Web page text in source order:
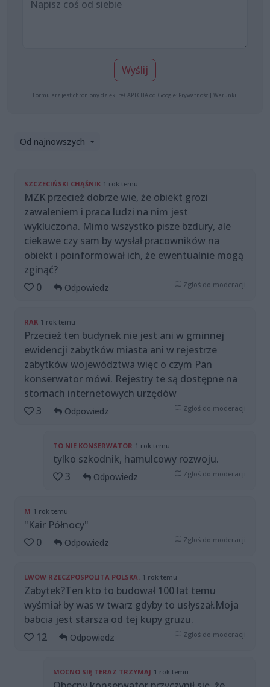
Wyślij
Formularz jest chroniony dzięki reCAPTCHA od Google: Prywatność | Warunki
Od najnowszych
SZCZECIŃSKI CHĄŚNIK 1 rok temu
MZK przecież dobrze wie, że obiekt grozi
zawaleniem i praca ludzi na nim jest
wykluczona. Mimo wszystko pisze bzdury, ale
ciekawe czy sam by wysłał pracowników na
obiekt i poinformował ich, że ewentualnie mogą
zginąć?
0
Odpowiedz Zgłoś do moderacji
RAK 1 rok temu
Przecież ten budynek nie jest ani w gminnej
ewidencji zabytków miasta ani w rejestrze
zabytków województwa więc o czym Pan
konserwator mówi. Rejestry te są dostępne na
stornach internetowych urzędów
3
Odpowiedz Zgłoś do moderacji
TO NIE KONSERWATOR 1 rok temu
tylko szkodnik, hamulcowy rozwoju.
3
Odpowiedz Zgłoś do moderacji
M 1 rok temu
"Kair Północy"
0
Odpowiedz Zgłoś do moderacji
LWÓW RZECZPOSPOLITA POLSKA. 1 rok temu
Zabytek?Ten kto to budował 100 lat temu
wyśmiał by was w twarz gdyby to usłyszał.Moja
babcia jest starsza od tej kupy gruzu.
12
Odpowiedz Zgłoś do moderacji
MOCNO SIĘ TERAZ TRZYMAJ 1 rok temu